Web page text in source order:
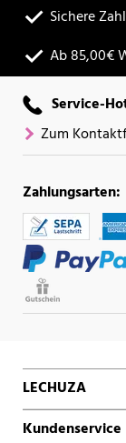
Sichere
Ab 85,00€
Service-
Zum
Zahlungsarten:
LECHUZA
Kundenservice